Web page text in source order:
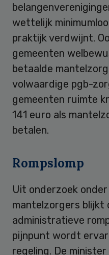
wettelijk
praktijk verdwijnt.
gemeenten
betaalde
volwaardige pgb-
gemeenten ruimte
141 euro als
betalen.
Rompslomp
Uit onderzoek
mantelzorgers blijkt
administratieve
pijnpunt wordt
regeling. De